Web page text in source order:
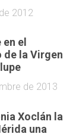
2012
el
de la Virgen
de 2013
Xoclán la
una